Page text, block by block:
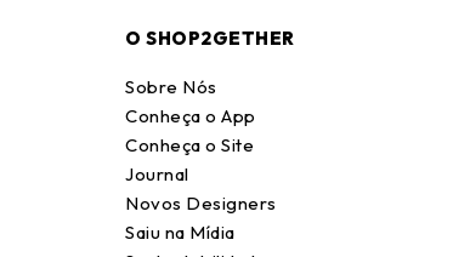
O SHOP2GETHER
Sobre Nós
Conheça o App
Conheça o Site
Journal
Novos Designers
Saiu na Mídia